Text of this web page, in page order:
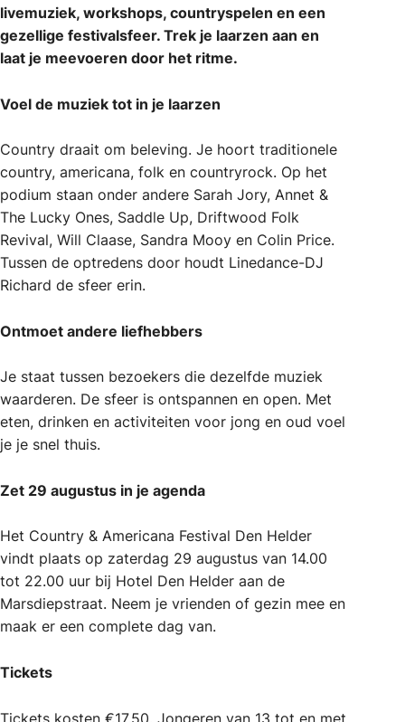
livemuziek, workshops, countryspelen en een
gezellige festivalsfeer. Trek je laarzen aan en
laat je meevoeren door het ritme.
Voel de muziek tot in je laarzen
Country draait om beleving. Je hoort traditionele
country, americana, folk en countryrock. Op het
podium staan onder andere Sarah Jory, Annet &
The Lucky Ones, Saddle Up, Driftwood Folk
Revival, Will Claase, Sandra Mooy en Colin Price.
Tussen de optredens door houdt Linedance-DJ
Richard de sfeer erin.
Ontmoet andere liefhebbers
Je staat tussen bezoekers die dezelfde muziek
waarderen. De sfeer is ontspannen en open. Met
eten, drinken en activiteiten voor jong en oud voel
je je snel thuis.
Zet 29 augustus in je agenda
Het Country & Americana Festival Den Helder
vindt plaats op zaterdag 29 augustus van 14.00
tot 22.00 uur bij Hotel Den Helder aan de
Marsdiepstraat. Neem je vrienden of gezin mee en
maak er een complete dag van.
Tickets
Tickets kosten €17,50. Jongeren van 13 tot en met